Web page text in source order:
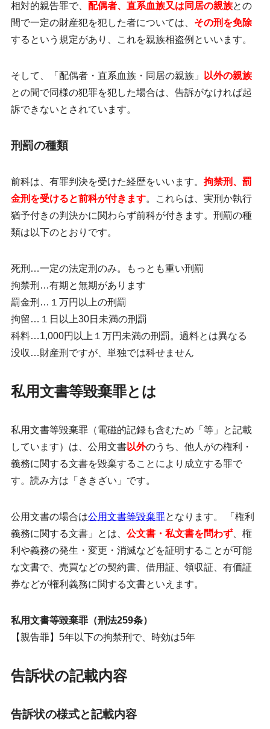
相対的親告罪で、 配偶者、直系血族又は同居の親族との
間で一定の財産犯を犯した者については、 その刑を免除
するという規定があり、これを親族相盗例 といいます。
そして、「配偶者・直系血族・同居の親族」 以外の親族
との間で同様の犯罪を犯した場合は、 告訴がなければ起
訴できないとされています。
刑罰の種類
前科は、有罪判決を受けた経歴をいいます。 拘禁刑、罰
金刑を受けると前科が付きます。これらは、実刑か執行
猶予付きの判決かに関わらず前科が付きます。刑罰の種
類は以下のとおりです。
死刑…一定の法定刑のみ。もっとも重い刑罰
拘禁刑…有期と無期があります
罰金刑…１万円以上の刑罰
拘留…１日以上30日未満の刑罰
科料…1,000円以上１万円未満の刑罰。過料とは異なる
没収…財産刑ですが、単独では科せません
私用文書等毀棄罪とは
私用文書等毀棄罪（電磁的記録も含むため「等」と記載
しています）は、公用文書以外のうち、 他人がの権利・
義務に関する文書を毀棄することにより成立する罪で
す。読み方は「ききざい」です。
公用文書の場合は公用文書等毀棄罪となります。 「権利
義務に関する文書」とは、 公文書・私文書を問わず、権
利や義務の発生・変更・消滅などを証明することが可能
な文書で、売買などの契約書、借用証、領収証、有価証
券などが権利義務に関する文書といえます。
私用文書等毀棄罪（刑法259条）
【親告罪】5年以下の拘禁刑で、時効は5年
告訴状の記載内容
告訴状の様式と記載内容